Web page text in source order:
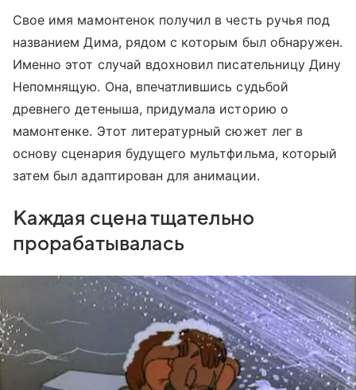
Свое имя мамонтенок получил в честь ручья под
названием Дима, рядом с которым был обнаружен.
Именно этот случай вдохновил писательницу Дину
Непомнящую. Она, впечатлившись судьбой
древнего детеныша, придумала историю о
мамонтенке. Этот литературный сюжет лег в
основу сценария будущего мультфильма, который
затем был адаптирован для анимации.
Каждая сцена тщательно
прорабатывалась